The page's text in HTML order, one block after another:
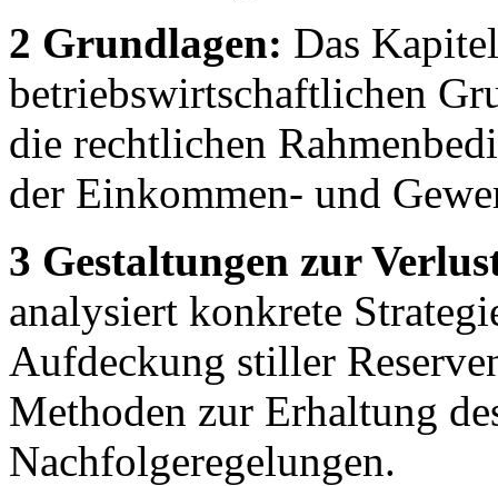
2 Grundlagen: Das
betriebswirtschaftlichen
die rechtlichen
der Einkommen- und
3 Gestaltungen zur
analysiert konkrete
Aufdeckung stiller
Methoden zur Erhaltung
Nachfolgeregelungen.